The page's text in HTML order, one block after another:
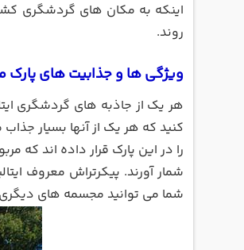
اینکه به مکان های گردشگری
روند.
ویژگی ها و جذابیت های پارک
هر یک از جاذبه های گردشگری
کنید که هر یک از آنها بسیار
شمار آورند. پیکرتراش معروف
شما می توانید مجسمه های